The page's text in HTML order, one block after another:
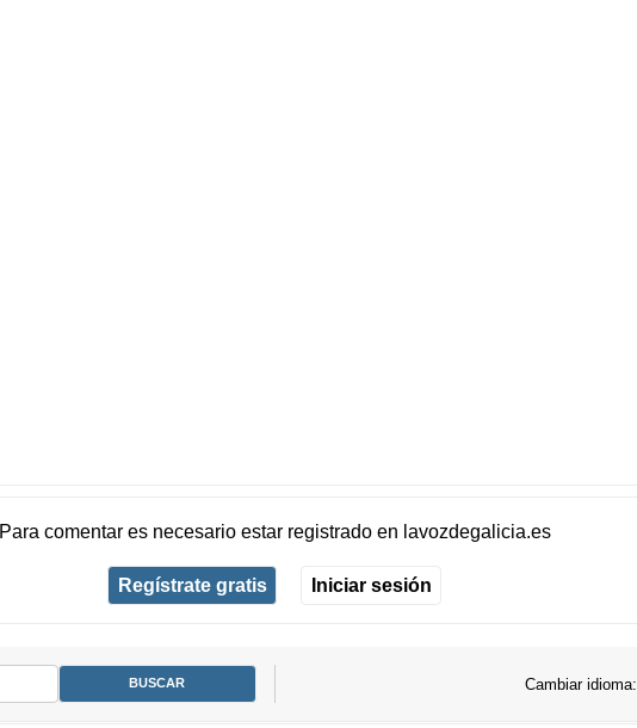
Para comentar es necesario estar registradoen lavozdegalicia.es
Regístrate gratis Iniciar sesión
Cambiar idioma: